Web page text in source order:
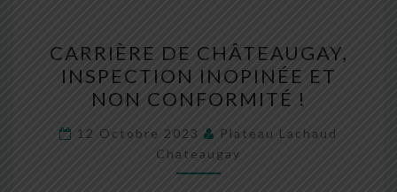
DE
CHÂTEAUGAY,
INSPECTION
INOPINÉE
ET
NON
CARRIÈRE DE CHÂTEAUGAY,
INSPECTION INOPINÉE ET
NON CONFORMITÉ !
12 Octobre 2023
Plateau Lachaud
Chateaugay